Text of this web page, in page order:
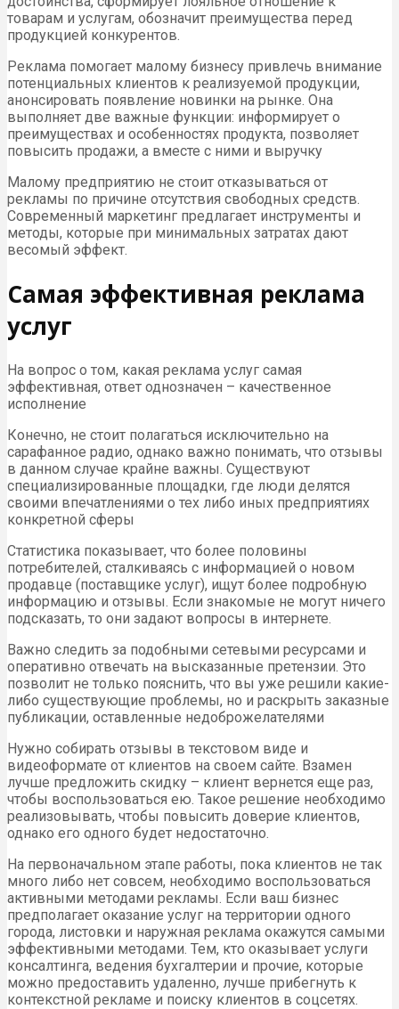
товарам и услугам, обозначит преимущества перед
продукцией конкурентов.
Реклама помогает малому бизнесу привлечь внимание
потенциальных клиентов к реализуемой продукции,
анонсировать появление новинки на рынке. Она
выполняет две важные функции: информирует о
преимуществах и особенностях продукта, позволяет
повысить продажи, а вместе с ними и выручку
Малому предприятию не стоит отказываться от
рекламы по причине отсутствия свободных средств.
Современный маркетинг предлагает инструменты и
методы, которые при минимальных затратах дают
весомый эффект.
Самая эффективная реклама
услуг
На вопрос о том, какая реклама услуг самая
эффективная, ответ однозначен – качественное
исполнение
Конечно, не стоит полагаться исключительно на
сарафанное радио, однако важно понимать, что отзывы
в данном случае крайне важны. Существуют
специализированные площадки, где люди делятся
своими впечатлениями о тех либо иных предприятиях
конкретной сферы
Статистика показывает, что более половины
потребителей, сталкиваясь с информацией о новом
продавце (поставщике услуг), ищут более подробную
информацию и отзывы. Если знакомые не могут ничего
подсказать, то они задают вопросы в интернете.
Важно следить за подобными сетевыми ресурсами и
оперативно отвечать на высказанные претензии. Это
позволит не только пояснить, что вы уже решили какие-
либо существующие проблемы, но и раскрыть заказные
публикации, оставленные недоброжелателями
Нужно собирать отзывы в текстовом виде и
видеоформате от клиентов на своем сайте. Взамен
лучше предложить скидку – клиент вернется еще раз,
чтобы воспользоваться ею. Такое решение необходимо
реализовывать, чтобы повысить доверие клиентов,
однако его одного будет недостаточно.
На первоначальном этапе работы, пока клиентов не так
много либо нет совсем, необходимо воспользоваться
активными методами рекламы. Если ваш бизнес
предполагает оказание услуг на территории одного
города, листовки и наружная реклама окажутся самыми
эффективными методами. Тем, кто оказывает услуги
консалтинга, ведения бухгалтерии и прочие, которые
можно предоставить удаленно, лучше прибегнуть к
контекстной рекламе и поиску клиентов в соцсетях.